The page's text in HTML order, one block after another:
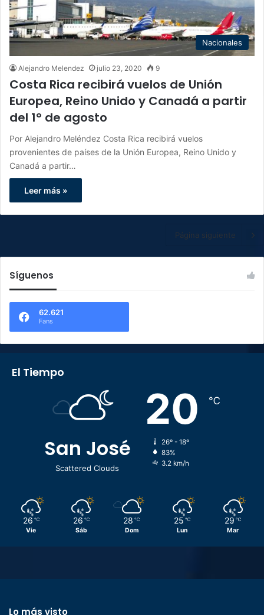
Nacionales
Alejandro Melendez julio 23, 2020 9
Costa Rica recibirá vuelos de Unión
Europea, Reino Unido y Canadá a partir
del 1° de agosto
Por Alejandro Meléndez Costa Rica recibirá vuelos
provenientes de países de la Unión Europea, Reino Unido y
Canadá a partir…
Leer más »
Página siguiente
Síguenos
62.621
Fans
El Tiempo
San José
Scattered Clouds
20 ℃
26º - 18º
83%
3.2 km/h
26 ℃
Vie
26 ℃
Sáb
28 ℃
Dom
25 ℃
Lun
29 ℃
Mar
Lo más visto